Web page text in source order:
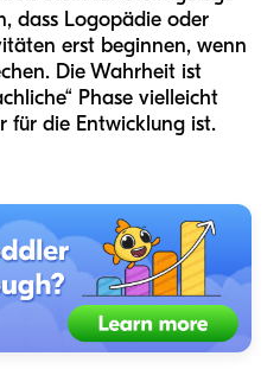
dass Logopädie oder
erst beginnen, wenn
Die Wahrheit ist
Phase vielleicht
für die Entwicklung ist.